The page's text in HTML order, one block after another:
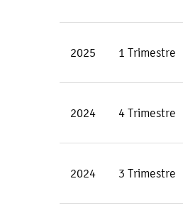
2025 1 Trimestre
2024 4 Trimestre
2024 3 Trimestre